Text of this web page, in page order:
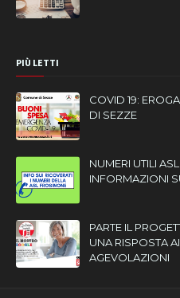
PIÙ LETTI
COVID 19:
DI SEZZE
NUMERI UTILI
INFORMAZIONI
PARTE IL
UNA RISPOSTA
AGEVOLAZIONI